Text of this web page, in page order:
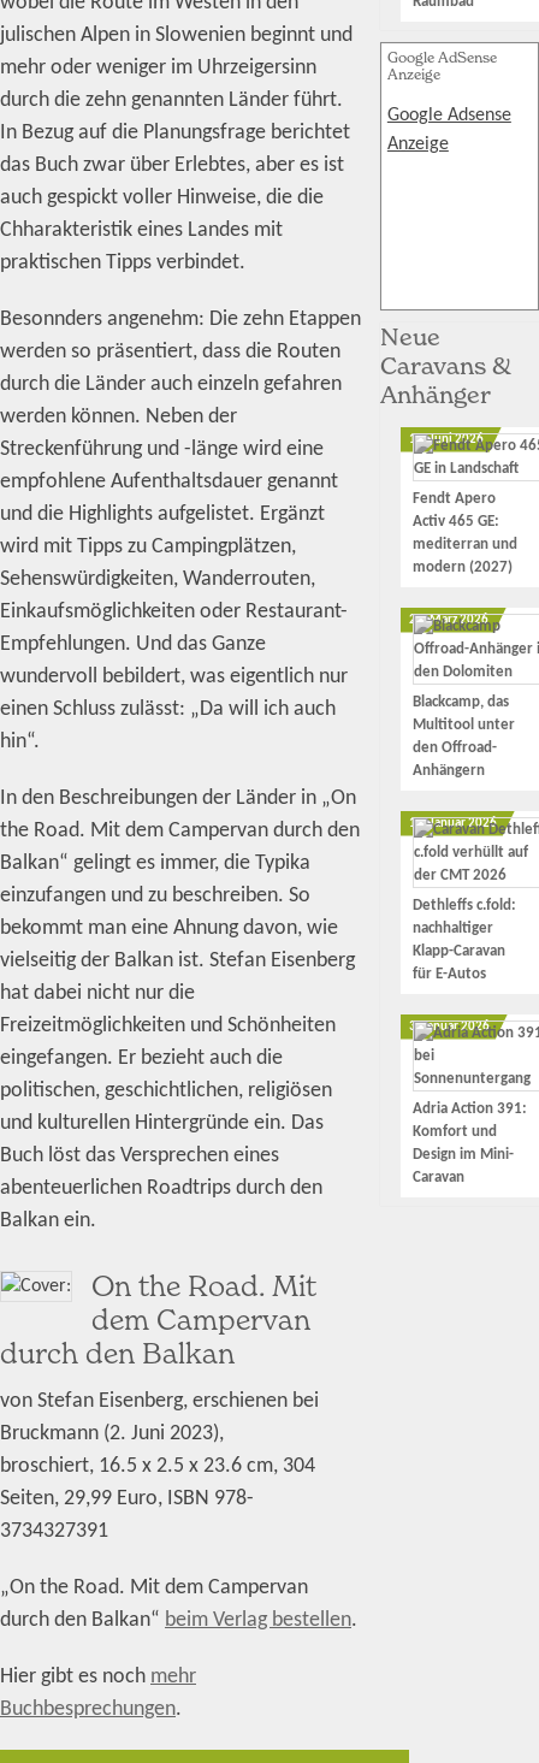
julischen Alpen in Slowenien beginnt und
mehr oder weniger im Uhrzeigersinn
durch die zehn genannten Länder führt.
In Bezug auf die Planungsfrage berichtet
das Buch zwar über Erlebtes, aber es ist
auch gespickt voller Hinweise, die die
Chharakteristik eines Landes mit
praktischen Tipps verbindet.
Besonnders angenehm: Die zehn Etappen
werden so präsentiert, dass die Routen
durch die Länder auch einzeln gefahren
werden können. Neben der
Streckenführung und -länge wird eine
empfohlene Aufenthaltsdauer genannt
und die Highlights aufgelistet. Ergänzt
wird mit Tipps zu Campingplätzen,
Sehenswürdigkeiten, Wanderrouten,
Einkaufsmöglichkeiten oder Restaurant-
Empfehlungen. Und das Ganze
wundervoll bebildert, was eigentlich nur
einen Schluss zulässt: „Da will ich auch
hin“.
In den Beschreibungen der Länder in „On
the Road. Mit dem Campervan durch den
Balkan“ gelingt es immer, die Typika
einzufangen und zu beschreiben. So
bekommt man eine Ahnung davon, wie
vielseitig der Balkan ist. Stefan Eisenberg
hat dabei nicht nur die
Freizeitmöglichkeiten und Schönheiten
eingefangen. Er bezieht auch die
politischen, geschichtlichen, religiösen
und kulturellen Hintergründe ein. Das
Buch löst das Versprechen eines
abenteuerlichen Roadtrips durch den
Balkan ein.
On the Road. Mit
dem Campervan
durch den Balkan
von Stefan Eisenberg, erschienen bei
Bruckmann (2. Juni 2023),
broschiert, 16.5 x 2.5 x 23.6 cm, 304
Seiten, 29,99 Euro, ISBN 978-
3734327391
„On the Road. Mit dem Campervan
durch den Balkan“ beim Verlag bestellen.
Hier gibt es noch mehr
Buchbesprechungen.
Google AdSense
Anzeige
Google Adsense
Anzeige
Neue
Caravans &
Anhänger
12. Juni 2026
Fendt Apero
Activ 465 GE:
mediterran und
modern (2027)
23. März 2026
Blackcamp, das
Multitool unter
den Offroad-
Anhängern
17. Januar 2026
Dethleffs c.fold:
nachhaltiger
Klapp-Caravan
für E-Autos
3. Januar 2026
Adria Action 391:
Komfort und
Design im Mini-
Caravan